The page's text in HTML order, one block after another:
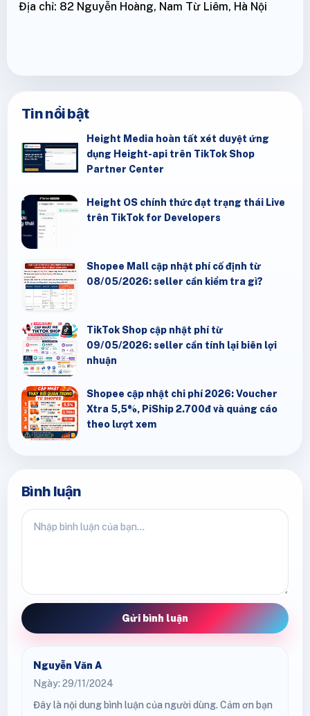
Địa chỉ: 82 Nguyễn Hoàng, Nam Từ Liêm, Hà Nội
Tin nổi bật
Height Media hoàn tất xét duyệt ứng
dụng Height-api trên TikTok Shop
Partner Center
Height OS chính thức đạt trạng thái Live
trên TikTok for Developers
Shopee Mall cập nhật phí cố định từ
08/05/2026: seller cần kiểm tra gì?
TikTok Shop cập nhật phí từ
09/05/2026: seller cần tính lại biên lợi
nhuận
Shopee cập nhật chi phí 2026: Voucher
Xtra 5,5%, PiShip 2.700đ và quảng cáo
theo lượt xem
Bình luận
Gửi bình luận
Nguyễn Văn A
Ngày: 29/11/2024
Đây là nội dung bình luận của người dùng. Cảm ơn bạn